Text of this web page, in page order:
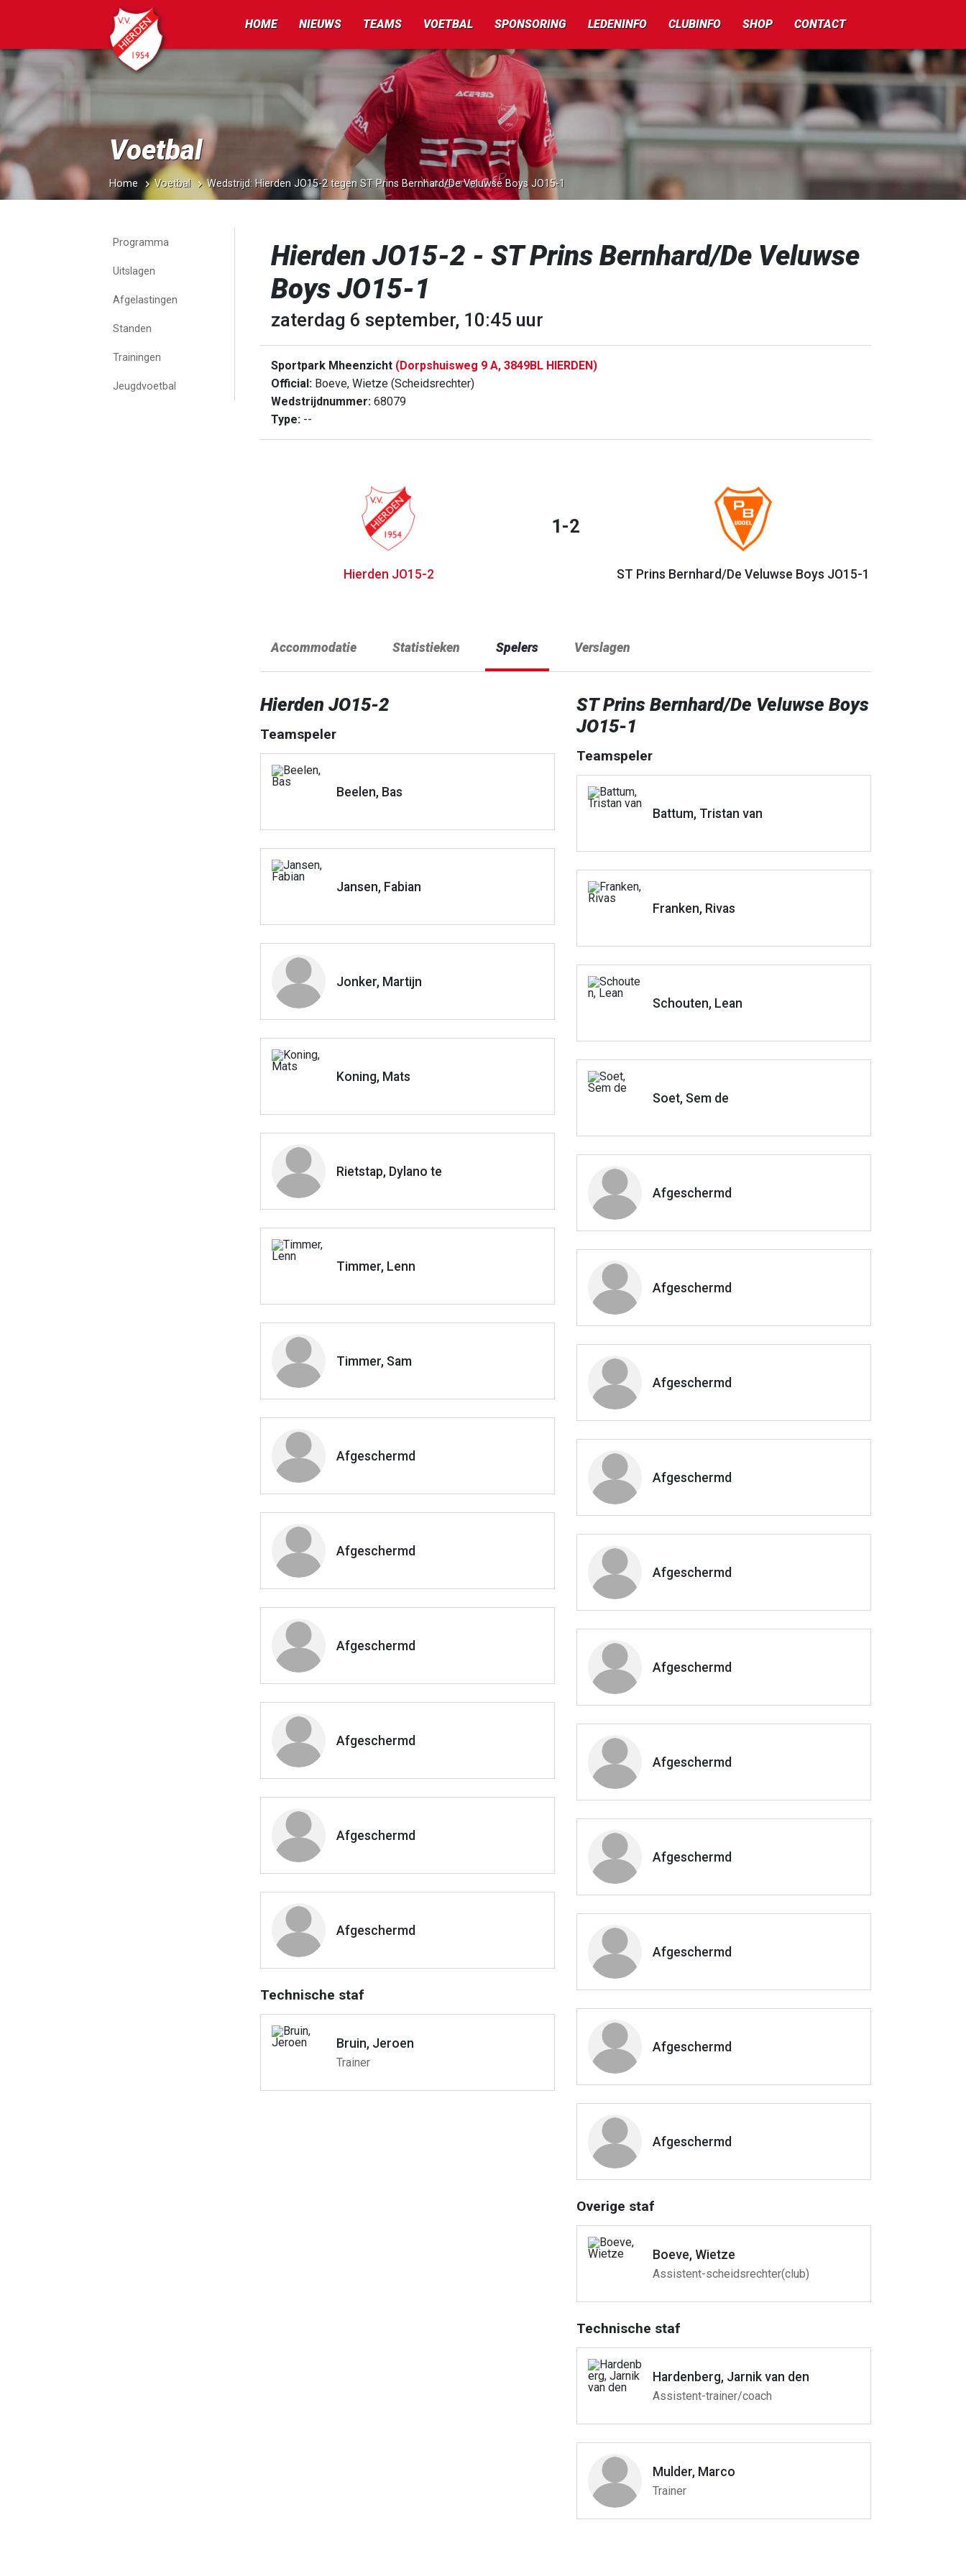
HOME NIEUWS TEAMS VOETBAL SPONSORING LEDENINFO CLUBINFO SHOP CONTACT
Voetbal
Home Voetbal Wedstrijd: Hierden JO15-2 tegen ST Prins Bernhard/De Veluwse Boys JO15-1
Programma
Uitslagen
Afgelastingen
Standen
Trainingen
Jeugdvoetbal
Hierden JO15-2 - ST Prins Bernhard/De Veluwse
Boys JO15-1
zaterdag 6 september, 10:45 uur
Sportpark Mheenzicht (Dorpshuisweg 9 A, 3849BL HIERDEN)
Official: Boeve, Wietze (Scheidsrechter)
Wedstrijdnummer: 68079
Type: --
Hierden JO15-2
1-2
ST Prins Bernhard/De Veluwse Boys JO15-1
Accommodatie Statistieken Spelers Verslagen
Hierden JO15-2
Teamspeler
Beelen, Bas
Jansen, Fabian
Jonker, Martijn
Koning, Mats
Rietstap, Dylano te
Timmer, Lenn
Timmer, Sam
Afgeschermd
Afgeschermd
Afgeschermd
Afgeschermd
Afgeschermd
Afgeschermd
Technische staf
Bruin, Jeroen
Trainer
ST Prins Bernhard/De Veluwse Boys
JO15-1
Teamspeler
Battum, Tristan van
Franken, Rivas
Schouten, Lean
Soet, Sem de
Afgeschermd
Afgeschermd
Afgeschermd
Afgeschermd
Afgeschermd
Afgeschermd
Afgeschermd
Afgeschermd
Afgeschermd
Afgeschermd
Afgeschermd
Overige staf
Boeve, Wietze
Assistent-scheidsrechter(club)
Technische staf
Hardenberg, Jarnik van den
Assistent-trainer/coach
Mulder, Marco
Trainer